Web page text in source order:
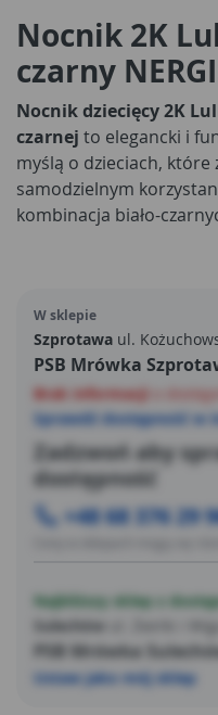
Nocnik 2K
czarny
Nocnik dziecięcy 2K
czarnej to elegancki i
myślą o dzieciach, które
samodzielnym
kombinacja biało-
nowoczesnych wnętrz,
sprawia, że nocnik nie
rytuały prostszymi i
W sklepie
Szprotawa ul.
PSB Mrówka
Brak informacji
Sprawdź dostępność w
Zadzwoń aby
dostępność
+48 68 376 29
Najbliższy sklep z
Sulechów
PSB Mrówka
Ustaw jako mój sklep